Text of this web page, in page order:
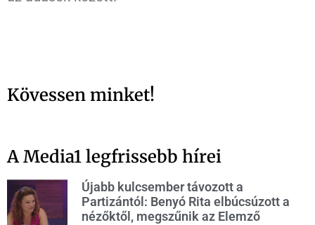
Kövessen minket!
A Media1 legfrissebb hírei
Újabb kulcsember távozott a
Partizántól: Benyó Rita elbúcsúzott a
nézőktől, megszűnik az Elemző